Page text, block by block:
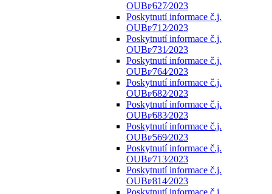
OUBr⁄627⁄2023
Poskytnutí informace č.j.
OUBr⁄712⁄2023
Poskytnutí informace č.j.
OUBr⁄731⁄2023
Poskytnutí informace č.j.
OUBr⁄764⁄2023
Poskytnutí informace č.j.
OUBr⁄682⁄2023
Poskytnutí informace č.j.
OUBr⁄683⁄2023
Poskytnutí informace č.j.
OUBr⁄569⁄2023
Poskytnutí informace č.j.
OUBr⁄713⁄2023
Poskytnutí informace č.j.
OUBr⁄814⁄2023
Poskytnutí informace č.j.